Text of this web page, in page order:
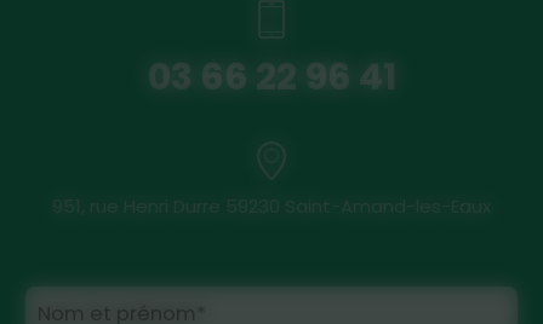
03 66 22 96 41
951, rue Henri Durre 59230 Saint-Amand-les-Eaux
Nom et prénom*